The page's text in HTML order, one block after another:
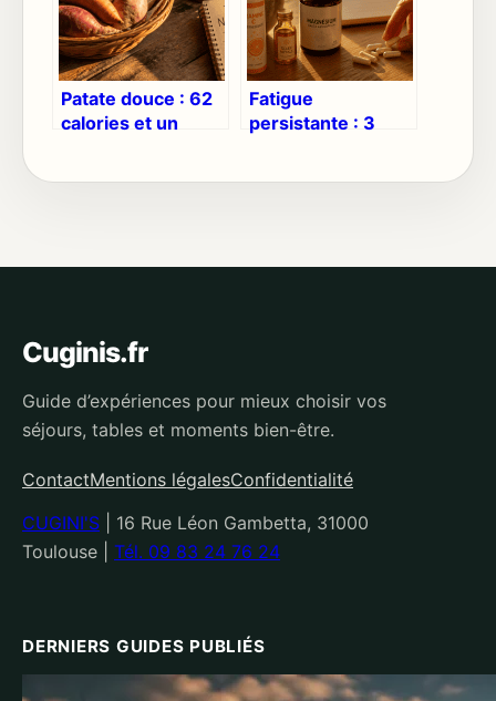
Patate douce : 62
calories et un
Fatigue
persistante : 3
Cuginis.fr
Guide d’expériences pour mieux choisir vos
séjours, tables et moments bien-être.
ContactMentions légalesConfidentialité
CUGINI'S
16 Rue Léon Gambetta, 31000
Toulouse
Tél. 09 83 24 76 24
DERNIERS GUIDES PUBLIÉS